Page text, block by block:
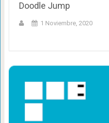
Doodle Jump
1 Noviembre, 2020